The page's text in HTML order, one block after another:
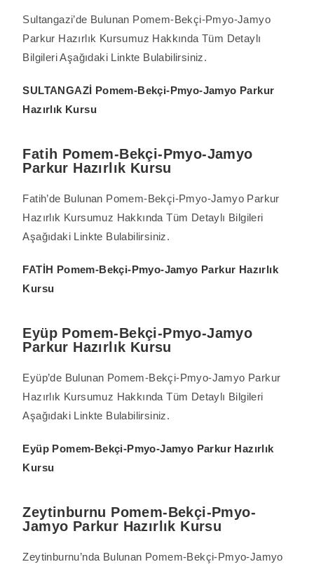
Sultangazi’de Bulunan Pomem-Bekçi-Pmyo-Jamyo
Parkur Hazırlık Kursumuz Hakkında Tüm Detaylı
Bilgileri Aşağıdaki Linkte Bulabilirsiniz.
SULTANGAZİ Pomem-Bekçi-Pmyo-Jamyo Parkur
Hazırlık Kursu
Fatih Pomem-Bekçi-Pmyo-Jamyo
Parkur Hazırlık Kursu
Fatih’de Bulunan Pomem-Bekçi-Pmyo-Jamyo Parkur
Hazırlık Kursumuz Hakkında Tüm Detaylı Bilgileri
Aşağıdaki Linkte Bulabilirsiniz.
FATİH Pomem-Bekçi-Pmyo-Jamyo Parkur Hazırlık
Kursu
Eyüp Pomem-Bekçi-Pmyo-Jamyo
Parkur Hazırlık Kursu
Eyüp’de Bulunan Pomem-Bekçi-Pmyo-Jamyo Parkur
Hazırlık Kursumuz Hakkında Tüm Detaylı Bilgileri
Aşağıdaki Linkte Bulabilirsiniz.
Eyüp Pomem-Bekçi-Pmyo-Jamyo Parkur Hazırlık
Kursu
Zeytinburnu Pomem-Bekçi-Pmyo-
Jamyo Parkur Hazırlık Kursu
Zeytinburnu’nda Bulunan Pomem-Bekçi-Pmyo-Jamyo